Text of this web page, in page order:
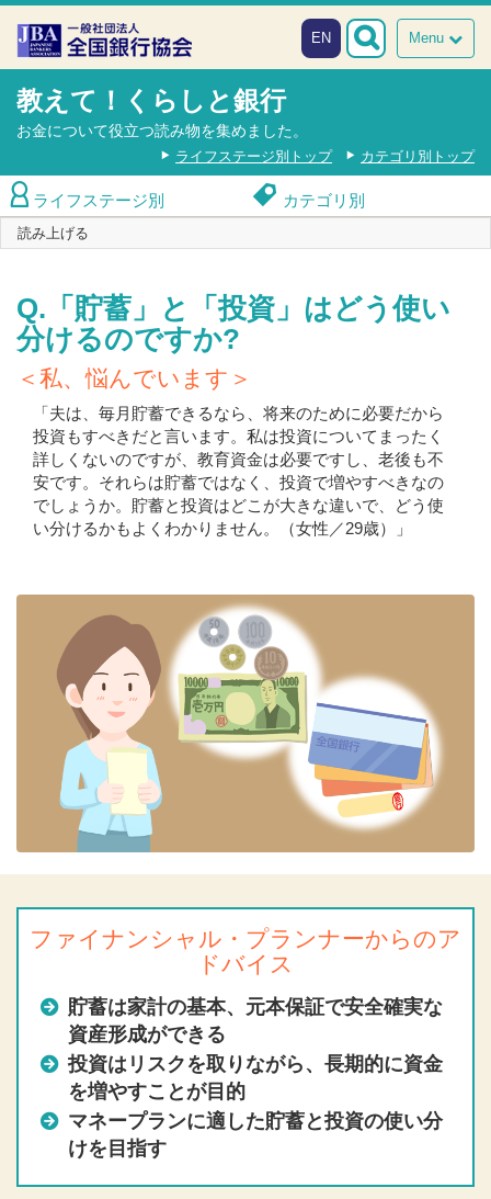
本文へスキップ
障がい者向け相談窓口
Menu
EN
教えて！くらしと銀行
お金について役立つ読み物を集めました。
ライフステージ別トップ カテゴリ別トップ
ライフステージ別 カテゴリ別
読み上げる
Q.「貯蓄」と「投資」はどう使い
分けるのですか?
＜私、悩んでいます＞
「夫は、毎月貯蓄できるなら、将来のために必要だから
投資もすべきだと言います。私は投資についてまったく
詳しくないのですが、教育資金は必要ですし、老後も不
安です。それらは貯蓄ではなく、投資で増やすべきなの
でしょうか。貯蓄と投資はどこが大きな違いで、どう使
い分けるかもよくわかりません。（女性／29歳）」
ファイナンシャル・プランナーからのア
ドバイス
貯蓄は家計の基本、元本保証で安全確実な
資産形成ができる
投資はリスクを取りながら、長期的に資金
を増やすことが目的
マネープランに適した貯蓄と投資の使い分
けを目指す